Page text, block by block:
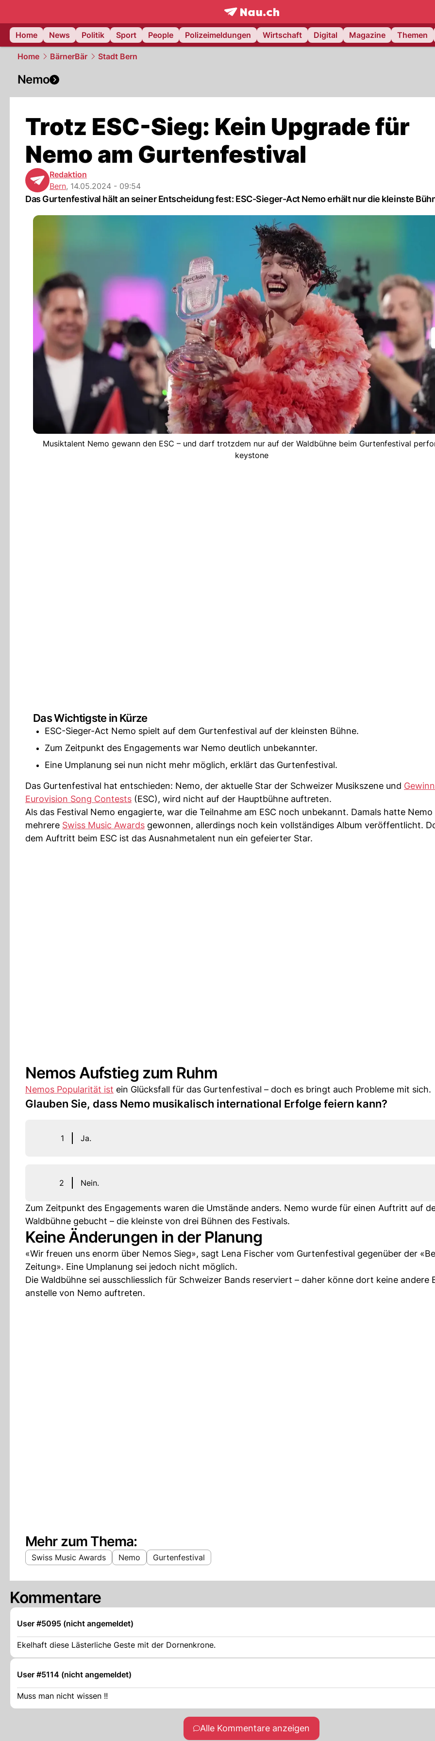
frontpage.NAU.ch
Home
News Politik Sport People Polizeimeldungen Wirtschaft Digital Magazine Themen
Home BärnerBär Stadt Bern
Nemo
Trotz ESC-Sieg: Kein Upgrade für
Nemo am Gurtenfestival
Redaktion
Bern, 14.05.2024 - 09:54
Das Gurtenfestival hält an seiner Entscheidung fest: ESC-Sieger-Act Nemo erhält nur die kleinste
Musiktalent Nemo gewann den ESC – und darf trotzdem nur auf der Waldbühne beim Gurtenfestival
keystone
Das Wichtigste in Kürze
ESC-Sieger-Act Nemo spielt auf dem Gurtenfestival auf der kleinsten Bühne.
Zum Zeitpunkt des Engagements war Nemo deutlich unbekannter.
Eine Umplanung sei nun nicht mehr möglich, erklärt das Gurtenfestival.
Das Gurtenfestival hat entschieden: Nemo, der aktuelle Star der Schweizer Musikszene und
Eurovision Song Contests (ESC), wird nicht auf der Hauptbühne auftreten.
Als das Festival Nemo engagierte, war die Teilnahme am ESC noch unbekannt. Damals hatte
mehrere Swiss Music Awards gewonnen, allerdings noch kein vollständiges Album veröffentlicht.
dem Auftritt beim ESC ist das Ausnahmetalent nun ein gefeierter Star.
Nemos Aufstieg zum Ruhm
Nemos Popularität ist ein Glücksfall für das Gurtenfestival – doch es bringt auch Probleme mit sich.
Glauben Sie, dass Nemo musikalisch international Erfolge feiern kann?
1 Ja.
2 Nein.
Zum Zeitpunkt des Engagements waren die Umstände anders. Nemo wurde für einen Auftritt auf
Waldbühne gebucht – die kleinste von drei Bühnen des Festivals.
Keine Änderungen in der Planung
«Wir freuen uns enorm über Nemos Sieg», sagt Lena Fischer vom Gurtenfestival gegenüber der
Zeitung». Eine Umplanung sei jedoch nicht möglich.
Die Waldbühne sei ausschliesslich für Schweizer Bands reserviert – daher könne dort keine andere
anstelle von Nemo auftreten.
Mehr zum Thema:
Swiss Music Awards Nemo Gurtenfestival
Kommentare
User #5095 (nicht angemeldet)
Ekelhaft diese Lästerliche Geste mit der Dornenkrone.
User #5114 (nicht angemeldet)
Muss man nicht wissen !!
Alle Kommentare anzeigen